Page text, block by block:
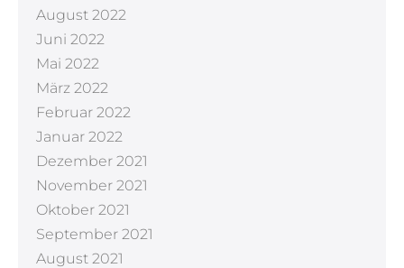
August 2022
Juni 2022
Mai 2022
März 2022
Februar 2022
Januar 2022
Dezember 2021
November 2021
Oktober 2021
September 2021
August 2021